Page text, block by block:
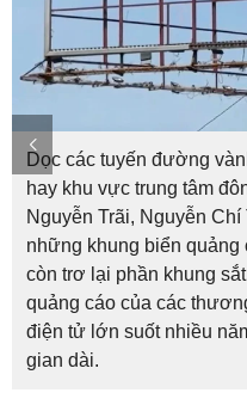
Dọc các tuyến đường
hay khu vực trung tâm
Nguyễn Trãi, Nguyễn
những khung biển
còn trơ lại phần khung
quảng cáo của các
điện tử lớn suốt nhiều
gian dài.